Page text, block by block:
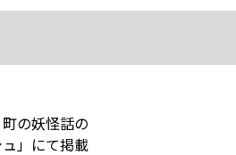
の妖怪話の
」にて掲載